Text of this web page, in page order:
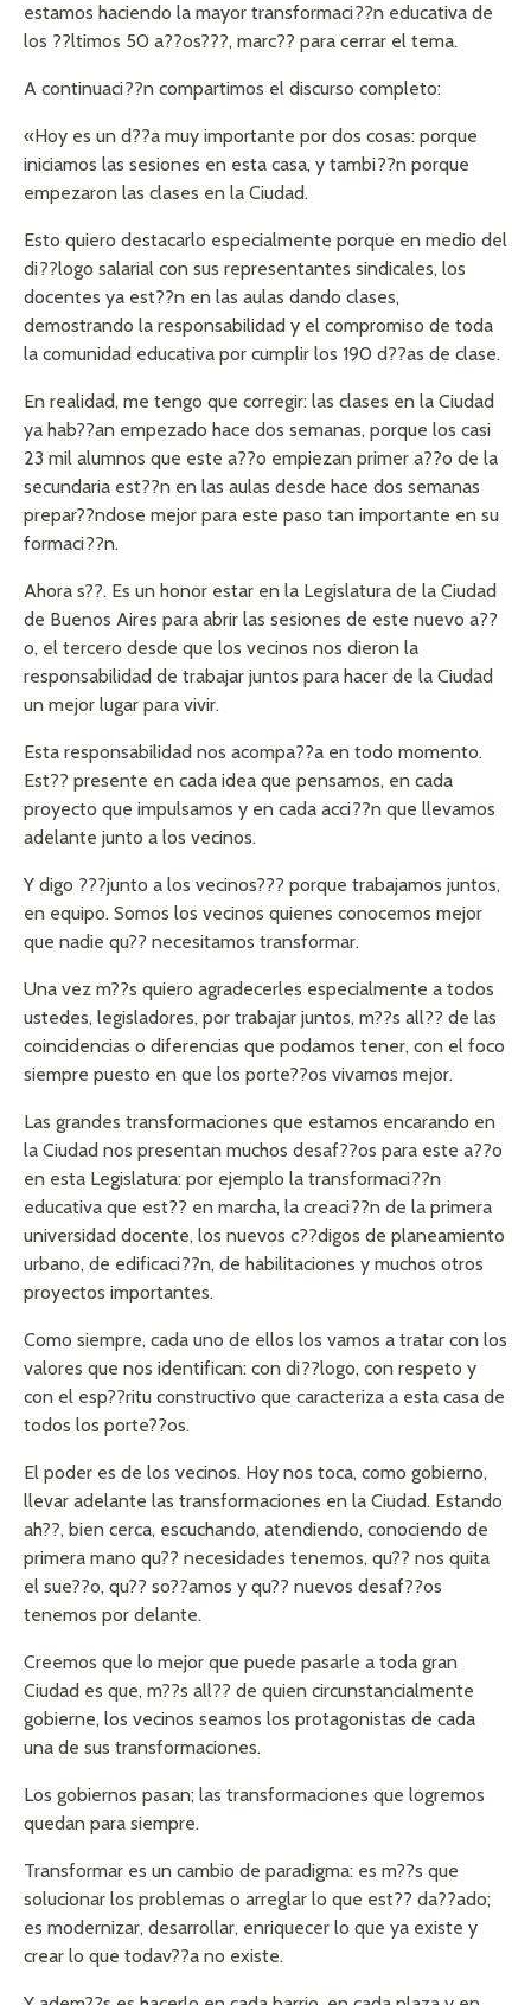
estamos haciendo la mayor transformaci??n educativa de
los ??ltimos 50 a??os???, marc?? para cerrar el tema.
A continuaci??n compartimos el discurso completo:
«Hoy es un d??a muy importante por dos cosas: porque
iniciamos las sesiones en esta casa, y tambi??n porque
empezaron las clases en la Ciudad.
Esto quiero destacarlo especialmente porque en medio del
di??logo salarial con sus representantes sindicales, los
docentes ya est??n en las aulas dando clases,
demostrando la responsabilidad y el compromiso de toda
la comunidad educativa por cumplir los 190 d??as de clase.
En realidad, me tengo que corregir: las clases en la Ciudad
ya hab??an empezado hace dos semanas, porque los casi
23 mil alumnos que este a??o empiezan primer a??o de la
secundaria est??n en las aulas desde hace dos semanas
prepar??ndose mejor para este paso tan importante en su
formaci??n.
Ahora s??. Es un honor estar en la Legislatura de la Ciudad
de Buenos Aires para abrir las sesiones de este nuevo a??
o, el tercero desde que los vecinos nos dieron la
responsabilidad de trabajar juntos para hacer de la Ciudad
un mejor lugar para vivir.
Esta responsabilidad nos acompa??a en todo momento.
Est?? presente en cada idea que pensamos, en cada
proyecto que impulsamos y en cada acci??n que llevamos
adelante junto a los vecinos.
Y digo ???junto a los vecinos??? porque trabajamos juntos,
en equipo. Somos los vecinos quienes conocemos mejor
que nadie qu?? necesitamos transformar.
Una vez m??s quiero agradecerles especialmente a todos
ustedes, legisladores, por trabajar juntos, m??s all?? de las
coincidencias o diferencias que podamos tener, con el foco
siempre puesto en que los porte??os vivamos mejor.
Las grandes transformaciones que estamos encarando en
la Ciudad nos presentan muchos desaf??os para este a??o
en esta Legislatura: por ejemplo la transformaci??n
educativa que est?? en marcha, la creaci??n de la primera
universidad docente, los nuevos c??digos de planeamiento
urbano, de edificaci??n, de habilitaciones y muchos otros
proyectos importantes.
Como siempre, cada uno de ellos los vamos a tratar con los
valores que nos identifican: con di??logo, con respeto y
con el esp??ritu constructivo que caracteriza a esta casa de
todos los porte??os.
El poder es de los vecinos. Hoy nos toca, como gobierno,
llevar adelante las transformaciones en la Ciudad. Estando
ah??, bien cerca, escuchando, atendiendo, conociendo de
primera mano qu?? necesidades tenemos, qu?? nos quita
el sue??o, qu?? so??amos y qu?? nuevos desaf??os
tenemos por delante.
Creemos que lo mejor que puede pasarle a toda gran
Ciudad es que, m??s all?? de quien circunstancialmente
gobierne, los vecinos seamos los protagonistas de cada
una de sus transformaciones.
Los gobiernos pasan; las transformaciones que logremos
quedan para siempre.
Transformar es un cambio de paradigma: es m??s que
solucionar los problemas o arreglar lo que est?? da??ado;
es modernizar, desarrollar, enriquecer lo que ya existe y
crear lo que todav??a no existe.